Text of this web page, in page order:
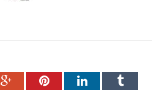
Google+PinterestLinkedInTumblr